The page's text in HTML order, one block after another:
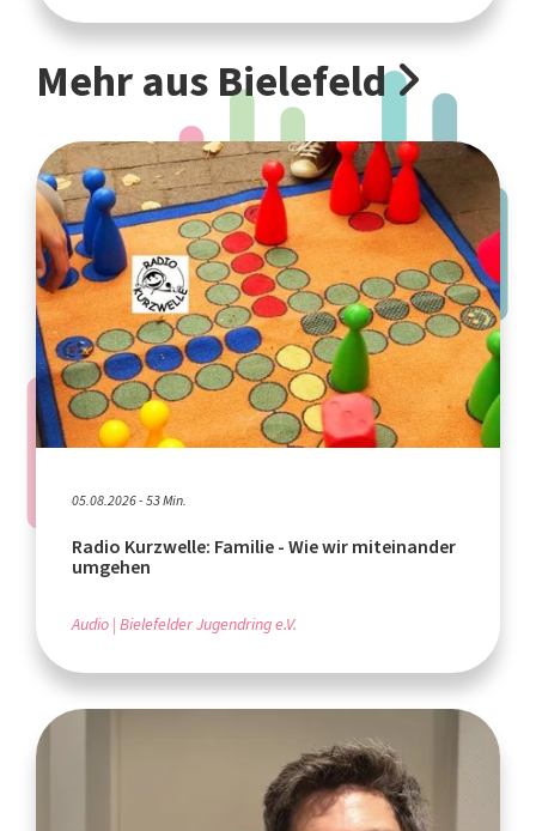
Mehr aus Bielefeld
05.08.2026 - 53 Min.
Radio Kurzwelle: Familie - Wie wir miteinander
umgehen
Audio Bielefelder Jugendring e.V.